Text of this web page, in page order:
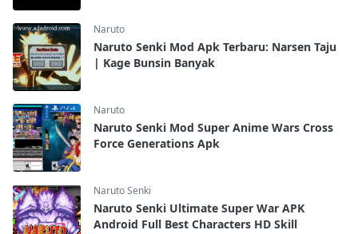
Naruto
Naruto Senki Mod Apk Terbaru: Narsen Taju
| Kage Bunsin Banyak
Naruto
Naruto Senki Mod Super Anime Wars Cross
Force Generations Apk
Naruto Senki
Naruto Senki Ultimate Super War APK
Android Full Best Characters HD Skill